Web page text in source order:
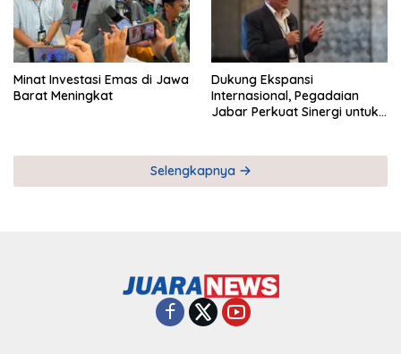
Minat Investasi Emas di Jawa
Barat Meningkat
Dukung Ekspansi
Internasional, Pegadaian
Jabar Perkuat Sinergi untuk
Selengkapnya